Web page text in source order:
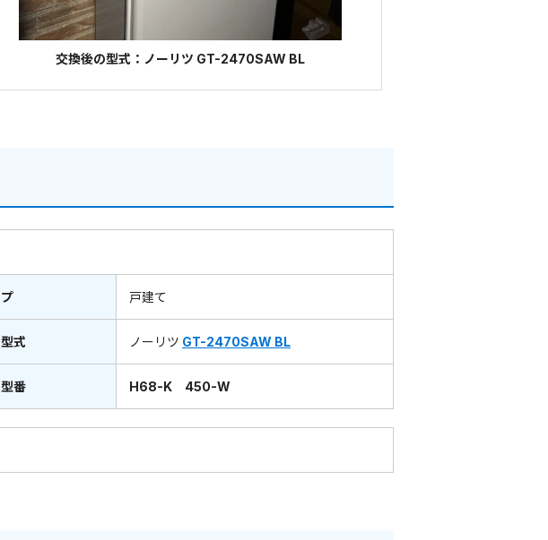
交換後の型式：ノーリツ GT-2470SAW BL
戸建て
式 ノーリツ GT-2470SAW BL
番 H68-K 450-W